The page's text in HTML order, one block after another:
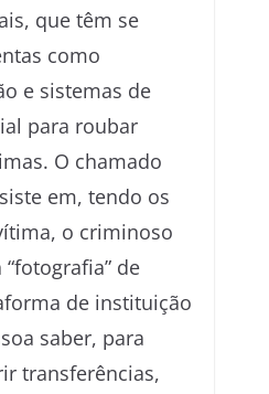
que têm se
como
e sistemas de
para roubar
O chamado
em, tendo os
o criminoso
de
de instituição
saber, para
transferências,